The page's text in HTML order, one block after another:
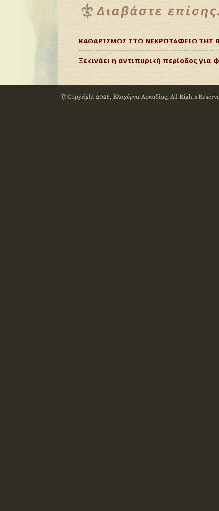
ΚΑΘΑΡΙΣΜΟΣ ΣΤΟ ΝΕΚΡΟΤΑΦΕΙΟ ΤΗΣ
Ξεκινάει η αντιπυρική περίοδος για